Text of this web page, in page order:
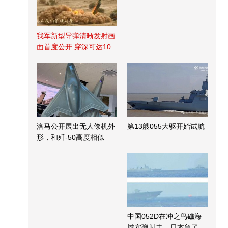
我军新型导弹清晰发射画
面首度公开 穿深可达10
洛马公开展出无人僚机外
形，和歼-50高度相似
第13艘055大驱开始试航
中国052D在冲之鸟礁海